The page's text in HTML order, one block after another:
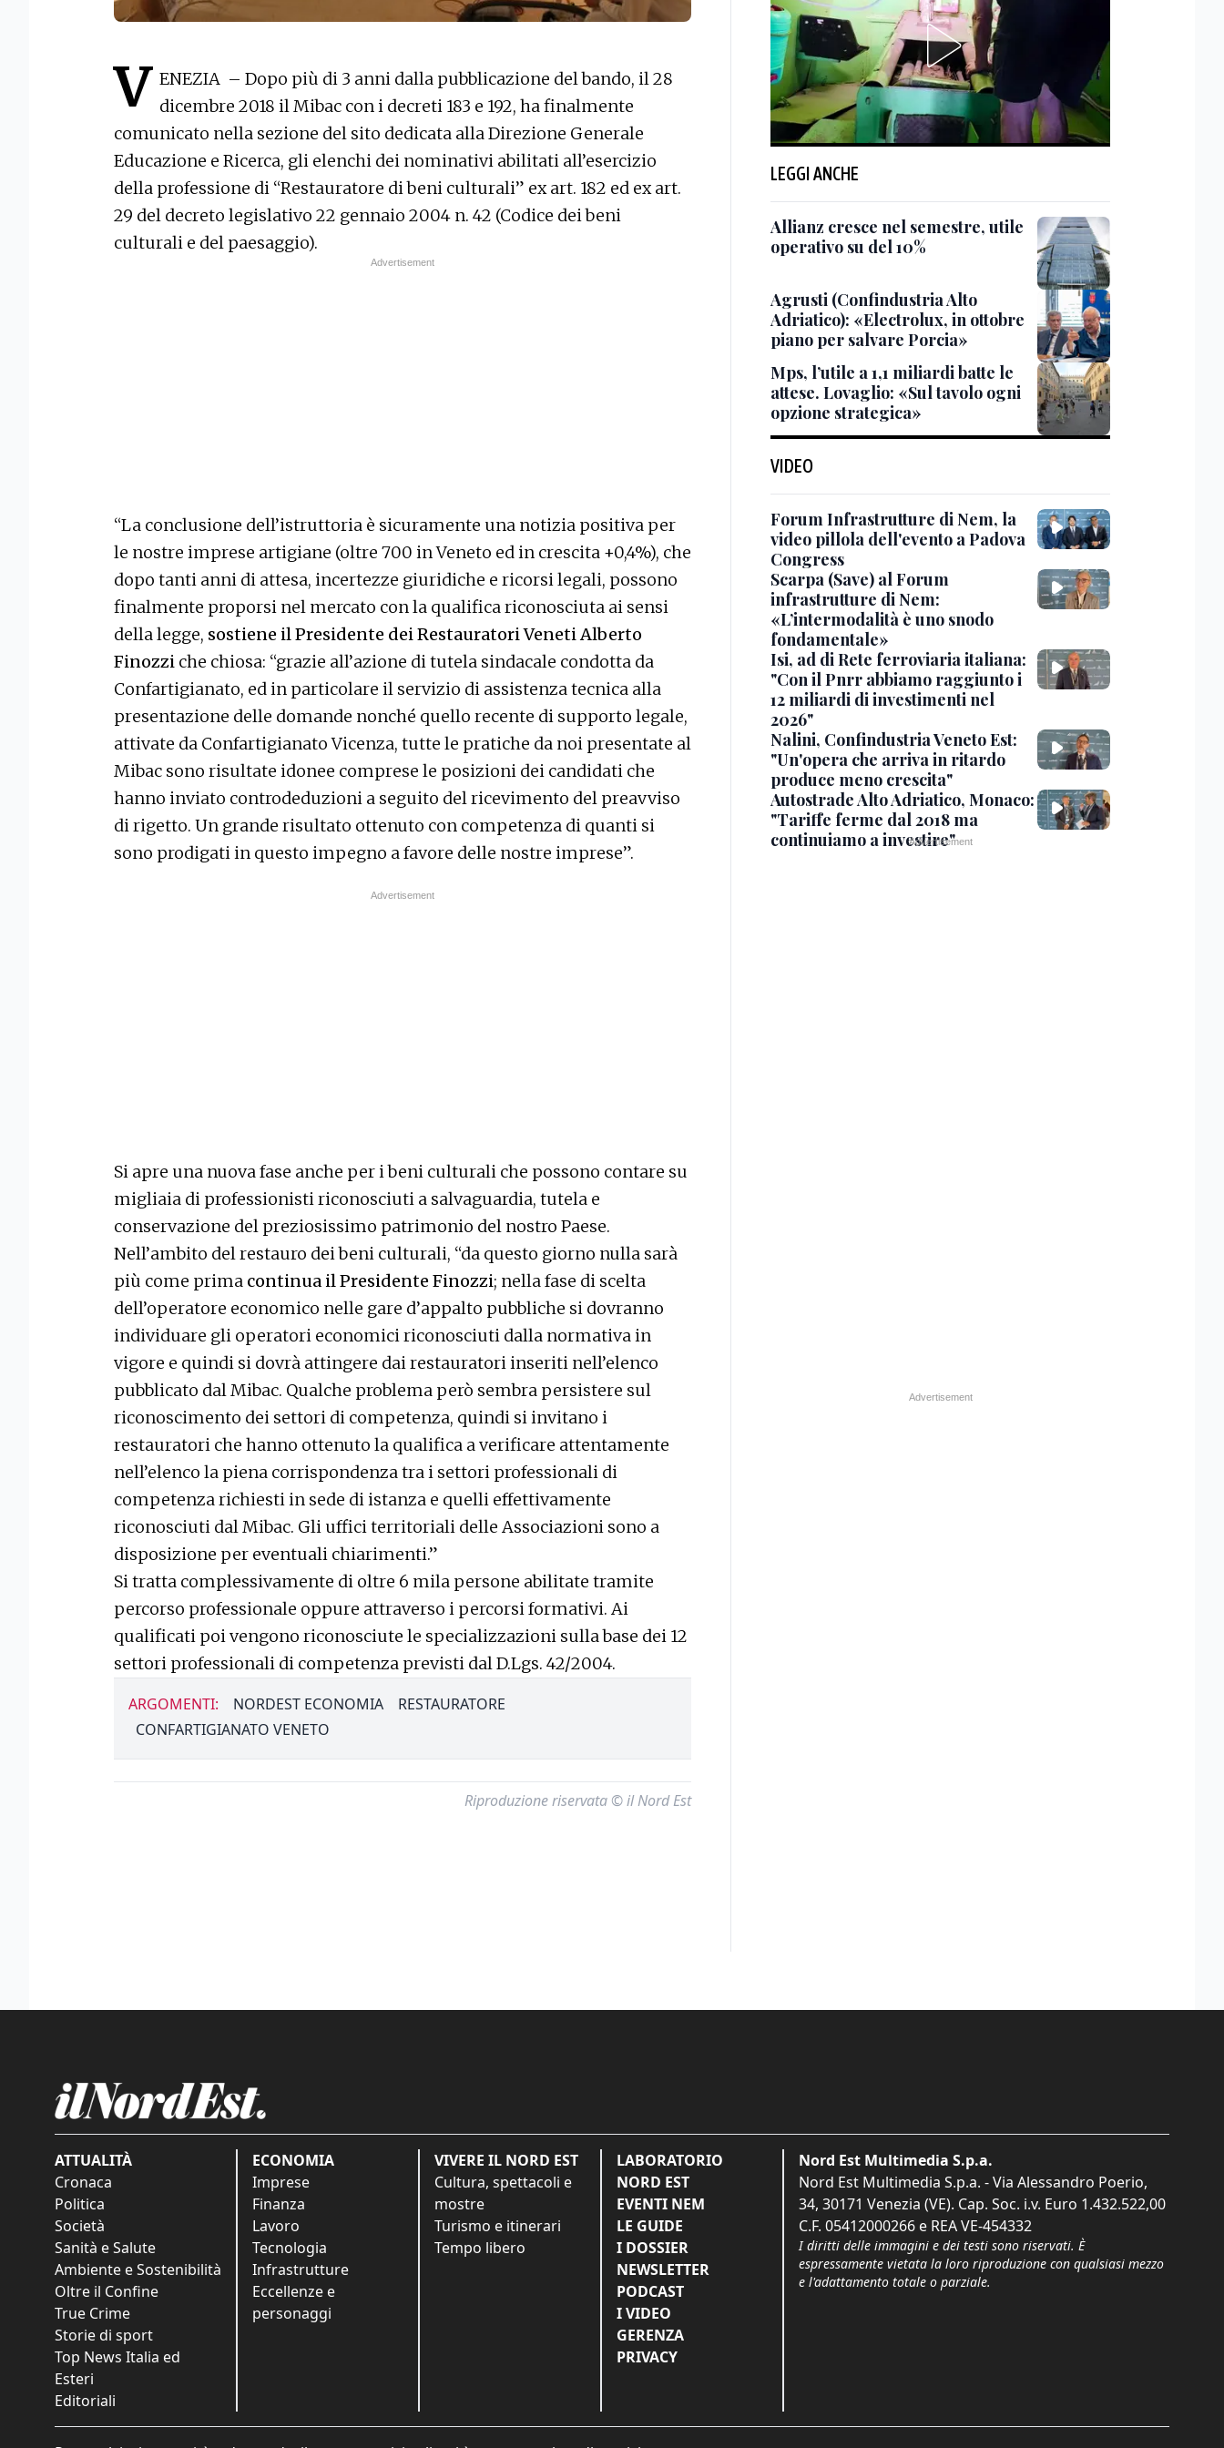
V ENEZIA – Dopo più di 3 anni dalla pubblicazione del bando, il 28
dicembre 2018 il Mibac con i decreti 183 e 192, ha finalmente
comunicato nella sezione del sito dedicata alla Direzione Generale
Educazione e Ricerca, gli elenchi dei nominativi abilitati all’esercizio
della professione di “Restauratore di beni culturali” ex art. 182 ed ex art.
29 del decreto legislativo 22 gennaio 2004 n. 42 (Codice dei beni
culturali e del paesaggio).
“La conclusione dell’istruttoria è sicuramente una notizia positiva per
le nostre imprese artigiane (oltre 700 in Veneto ed in crescita +0,4%), che
dopo tanti anni di attesa, incertezze giuridiche e ricorsi legali, possono
finalmente proporsi nel mercato con la qualifica riconosciuta ai sensi
della legge, sostiene il Presidente dei Restauratori Veneti Alberto
Finozzi che chiosa: “grazie all’azione di tutela sindacale condotta da
Confartigianato, ed in particolare il servizio di assistenza tecnica alla
presentazione delle domande nonché quello recente di supporto legale,
attivate da Confartigianato Vicenza, tutte le pratiche da noi presentate al
Mibac sono risultate idonee comprese le posizioni dei candidati che
hanno inviato controdeduzioni a seguito del ricevimento del preavviso
di rigetto. Un grande risultato ottenuto con competenza di quanti si
sono prodigati in questo impegno a favore delle nostre imprese”.
Si apre una nuova fase anche per i beni culturali che possono contare su
migliaia di professionisti riconosciuti a salvaguardia, tutela e
conservazione del preziosissimo patrimonio del nostro Paese.
Nell’ambito del restauro dei beni culturali, “da questo giorno nulla sarà
più come prima continua il Presidente Finozzi; nella fase di scelta
dell’operatore economico nelle gare d’appalto pubbliche si dovranno
individuare gli operatori economici riconosciuti dalla normativa in
vigore e quindi si dovrà attingere dai restauratori inseriti nell’elenco
pubblicato dal Mibac. Qualche problema però sembra persistere sul
riconoscimento dei settori di competenza, quindi si invitano i
restauratori che hanno ottenuto la qualifica a verificare attentamente
nell’elenco la piena corrispondenza tra i settori professionali di
competenza richiesti in sede di istanza e quelli effettivamente
riconosciuti dal Mibac. Gli uffici territoriali delle Associazioni sono a
disposizione per eventuali chiarimenti.”
Si tratta complessivamente di oltre 6 mila persone abilitate tramite
percorso professionale oppure attraverso i percorsi formativi. Ai
qualificati poi vengono riconosciute le specializzazioni sulla base dei 12
settori professionali di competenza previsti dal D.Lgs. 42/2004.
ARGOMENTI: NORDEST ECONOMIA
RESTAURATORE
CONFARTIGIANATO VENETO
Riproduzione riservata © il Nord Est
LEGGI ANCHE
Allianz cresce nel semestre, utile
operativo su del 10%
Agrusti (Confindustria Alto
Adriatico): «Electrolux, in ottobre
piano per salvare Porcia»
Mps, l’utile a 1,1 miliardi batte le
attese. Lovaglio: «Sul tavolo ogni
opzione strategica»
VIDEO
Forum Infrastrutture di Nem, la
video pillola dell'evento a Padova
Congress
Scarpa (Save) al Forum
infrastrutture di Nem:
«L’intermodalità è uno snodo
fondamentale»
Isi, ad di Rete ferroviaria italiana:
"Con il Pnrr abbiamo raggiunto i
12 miliardi di investimenti nel
2026"
Nalini, Confindustria Veneto Est:
"Un'opera che arriva in ritardo
produce meno crescita"
Autostrade Alto Adriatico, Monaco:
"Tariffe ferme dal 2018 ma
continuiamo a investire"
ATTUALITÀ
Cronaca
Politica
Società
Sanità e Salute
Ambiente e Sostenibilità
Oltre il Confine
True Crime
Storie di sport
Top News Italia ed
Esteri
Editoriali
ECONOMIA
Imprese
Finanza
Lavoro
Tecnologia
Infrastrutture
Eccellenze e
personaggi
VIVERE IL NORD EST
Cultura, spettacoli e
mostre
Turismo e itinerari
Tempo libero
LABORATORIO
NORD EST
EVENTI NEM
LE GUIDE
I DOSSIER
NEWSLETTER
PODCAST
I VIDEO
GERENZA
PRIVACY
Nord Est Multimedia S.p.a.
Nord Est Multimedia S.p.a. - Via Alessandro Poerio,
34, 30171 Venezia (VE). Cap. Soc. i.v. Euro 1.432.522,00
C.F. 05412000266 e REA VE-454332
I diritti delle immagini e dei testi sono riservati. È
espressamente vietata la loro riproduzione con qualsiasi mezzo
e l'adattamento totale o parziale.